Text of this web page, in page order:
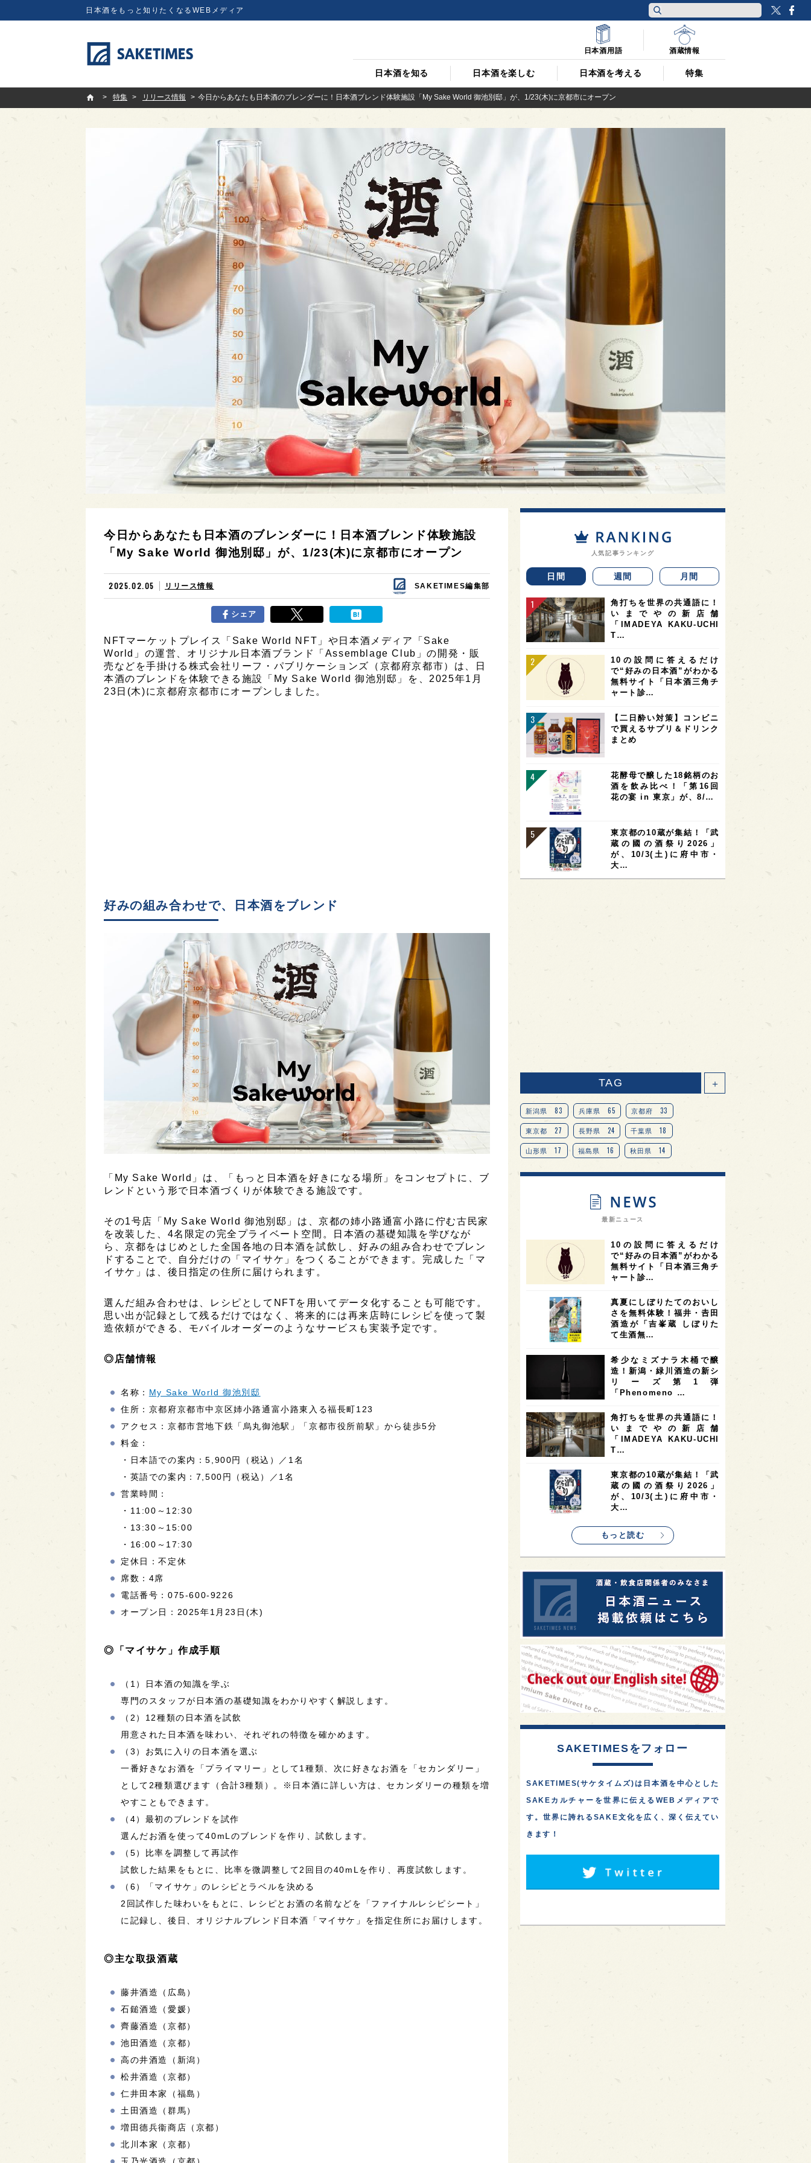
日本酒をもっと知りたくなるWEBメディア
日本酒を知る 日本酒を楽しむ 日本酒を考える 特集
日本酒用語 酒蔵情報
SAKETIMES
特集
リリース情報 今日からあなたも日本酒のブレンダーに！日本酒ブレンド体験施設「My Sake World 御池別邸」が、1/23(木)に京都市にオープン
今日からあなたも日本酒のブレンダーに！日本酒ブレンド体験施設
「My Sake World 御池別邸」が、1/23(木)に京都市にオープン
2025.02.05 リリース情報 SAKETIMES編集部
シェア
NFTマーケットプレイス「Sake World NFT」や日本酒メディア「Sake
World」の運営、オリジナル日本酒ブランド「Assemblage Club」の開発・販
売などを手掛ける株式会社リーフ・パブリケーションズ（京都府京都市）は、日
本酒のブレンドを体験できる施設「My Sake World 御池別邸」を、2025年1月
23日(木)に京都府京都市にオープンしました。
好みの組み合わせで、日本酒をブレンド
「My Sake World」は、「もっと日本酒を好きになる場所」をコンセプトに、ブ
レンドという形で日本酒づくりが体験できる施設です。
その1号店「My Sake World 御池別邸」は、京都の姉小路通富小路に佇む古民家
を改装した、4名限定の完全プライベート空間。日本酒の基礎知識を学びなが
ら、京都をはじめとした全国各地の日本酒を試飲し、好みの組み合わせでブレン
ドすることで、自分だけの「マイサケ」をつくることができます。完成した「マ
イサケ」は、後日指定の住所に届けられます。
選んだ組み合わせは、レシピとしてNFTを用いてデータ化することも可能です。
思い出が記録として残るだけではなく、将来的には再来店時にレシピを使って製
造依頼ができる、モバイルオーダーのようなサービスも実装予定です。
◎店舗情報
名称： My Sake World 御池別邸
住所：京都府京都市中京区姉小路通富小路東入る福長町123
アクセス：京都市営地下鉄「烏丸御池駅」「京都市役所前駅」から徒歩5分
料金：
・日本語での案内：5,900円（税込）／1名
・英語での案内：7,500円（税込）／1名
営業時間：
・11:00～12:30
・13:30～15:00
・16:00～17:30
定休日：不定休
席数：4席
電話番号：075-600-9226
オープン日：2025年1月23日(木)
◎「マイサケ」作成手順
（1）日本酒の知識を学ぶ
専門のスタッフが日本酒の基礎知識をわかりやすく解説します。
（2）12種類の日本酒を試飲
用意された日本酒を味わい、それぞれの特徴を確かめます。
（3）お気に入りの日本酒を選ぶ
一番好きなお酒を「プライマリー」として1種類、次に好きなお酒を「セカンダリー」
として2種類選びます（合計3種類）。※日本酒に詳しい方は、セカンダリーの種類を増
やすこともできます。
（4）最初のブレンドを試作
選んだお酒を使って40mLのブレンドを作り、試飲します。
（5）比率を調整して再試作
試飲した結果をもとに、比率を微調整して2回目の40mLを作り、再度試飲します。
（6）「マイサケ」のレシピとラベルを決める
2回試作した味わいをもとに、レシピとお酒の名前などを「ファイナルレシピシート」
に記録し、後日、オリジナルブレンド日本酒「マイサケ」を指定住所にお届けします。
◎主な取扱酒蔵
藤井酒造（広島）
石鎚酒造（愛媛）
齊藤酒造（京都）
池田酒造（京都）
高の井酒造（新潟）
松井酒造（京都）
仁井田本家（福島）
土田酒造（群馬）
増田德兵衞商店（京都）
北川本家（京都）
人気記事ランキング
日間 週間 月間
角打ちを世界の共通語に！
いまでやの新店舗
「IMADEYA KAKU-UCHI
T…
10の設問に答えるだけ
で“好みの日本酒”がわかる
無料サイト「日本酒三角チ
ャート診…
【二日酔い対策】コンビニ
で買えるサプリ＆ドリンク
まとめ
花酵母で醸した18銘柄のお
酒を飲み比べ！「第16回
花の宴 in 東京」が、8/…
東京都の10蔵が集結！「武
蔵の國の酒祭り2026」
が、10/3(土)に府中市・
大…
TAG ＋
新潟県 83 兵庫県 65 京都府 33
東京都 27 長野県 24 千葉県 18
山形県 17 福島県 16 秋田県 14
愛知県 14 宮城県 14 岐阜県 13
オピニオンリーダーの視点 9
奈良県 滋賀県 7 和歌山県 6
富山県 6 フランス 6 高知県 5 島根県 5
4 アメリカ 4 神奈川県 4
4 三重県 大阪府 3
オーストラリア 台湾 2 アジア 2
SAKEの時代を生きる 静岡県 1 長崎県
全蔵めぐり 1 シンガポール 1 カナダ 1
群馬県 1 熊本県 徳島県
イギリス 1 ノルウェー 1 新宿区 1
歌舞伎町 1 1 鳥取県 1
saketimes_image_4
最新ニュース
10の設問に答えるだけ
で“好みの日本酒”がわかる
無料サイト「日本酒三角チ
ャート診…
真夏にしぼりたてのおいし
さを無料体験！福井・𠮷田
酒造が「吉峯蔵 しぼりた
て生酒無…
希少なミズナラ木桶で醸
造！新潟・緑川酒造の新シ
リーズ第1弾
「Phenomeno …
角打ちを世界の共通語に！
いまでやの新店舗
「IMADEYA KAKU-UCHI
T…
東京都の10蔵が集結！「武
蔵の國の酒祭り2026」
が、10/3(土)に府中市・
大…
もっと読む
SAKETIMESをフォロー
SAKETIMES(サケタイムズ)は日本酒を中心とした
SAKEカルチャーを世界に伝えるWEBメディアで
す。世界に誇れるSAKE文化を広く、深く伝えてい
きます！